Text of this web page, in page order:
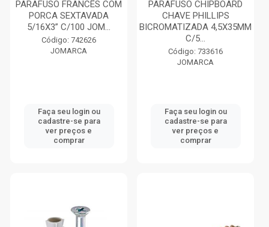
PARAFUSO FRANCÊS COM
PORCA SEXTAVADA
5/16X3” C/100 JOM...
Código: 742626
JOMARCA
Faça seu login ou
cadastre-se para
ver preços e
comprar
PARAFUSO CHIPBOARD
CHAVE PHILLIPS
BICROMATIZADA 4,5X35MM
C/5...
Código: 733616
JOMARCA
Faça seu login ou
cadastre-se para
ver preços e
comprar